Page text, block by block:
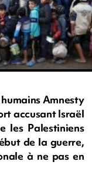
Amnesty
accusant Israël
les Palestiniens
de la guerre,
à ne pas en